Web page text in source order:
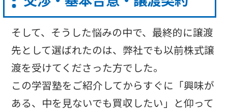
そして、そうした悩みの中で、最終的に譲渡
先として選ばれたのは、弊社でも以前株式譲
渡を受けてくださった方でした。
この学習塾をご紹介してからすぐに「興味が
ある、中を見ないでも買収したい」と仰って